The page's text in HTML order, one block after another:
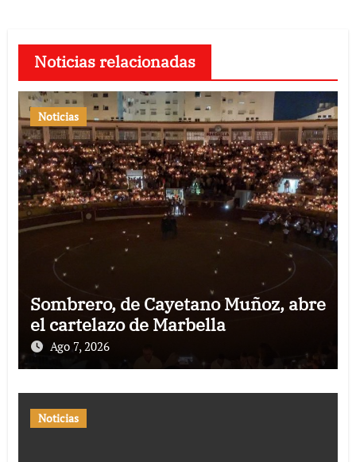
Noticias relacionadas
Noticias
Sombrero, de Cayetano Muñoz, abre
el cartelazo de Marbella
Ago 7, 2026
Noticias